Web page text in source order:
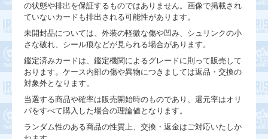
の状態や排出を保証するものではありません。画像で掲載され
ていないカードも排出される可能性があります。
未開封品については、外装の軽微な傷や凹み、シュリンクの小
さな破れ、シール痕などが見られる場合があります。
鑑定済みカードは、鑑定機関によるグレードに則って販売して
おります。ケース内部の傷や異物につきましては返品・交換の
対象外となります。
当選する商品や確率は販売開始時のものであり、還元率はオリ
パをすべて購入した場合の理論値となります。
ランダム性のある商品の性質上、交換・返金はご対応いたしか